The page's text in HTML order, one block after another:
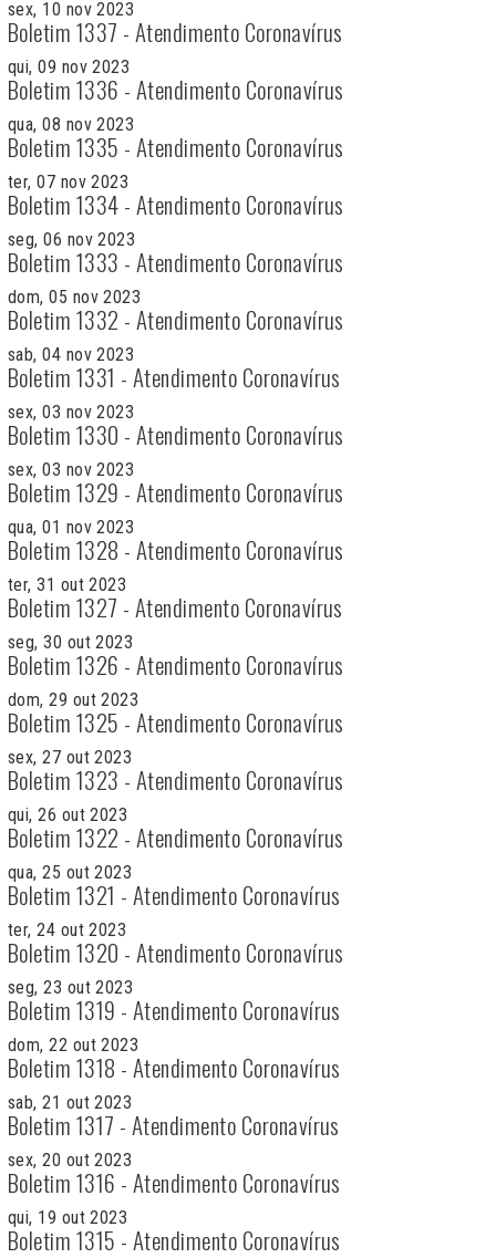
sex, 10 nov 2023
Boletim 1337 - Atendimento Coronavírus
qui, 09 nov 2023
Boletim 1336 - Atendimento Coronavírus
qua, 08 nov 2023
Boletim 1335 - Atendimento Coronavírus
ter, 07 nov 2023
Boletim 1334 - Atendimento Coronavírus
seg, 06 nov 2023
Boletim 1333 - Atendimento Coronavírus
dom, 05 nov 2023
Boletim 1332 - Atendimento Coronavírus
sab, 04 nov 2023
Boletim 1331 - Atendimento Coronavírus
sex, 03 nov 2023
Boletim 1330 - Atendimento Coronavírus
sex, 03 nov 2023
Boletim 1329 - Atendimento Coronavírus
qua, 01 nov 2023
Boletim 1328 - Atendimento Coronavírus
ter, 31 out 2023
Boletim 1327 - Atendimento Coronavírus
seg, 30 out 2023
Boletim 1326 - Atendimento Coronavírus
dom, 29 out 2023
Boletim 1325 - Atendimento Coronavírus
sex, 27 out 2023
Boletim 1323 - Atendimento Coronavírus
qui, 26 out 2023
Boletim 1322 - Atendimento Coronavírus
qua, 25 out 2023
Boletim 1321 - Atendimento Coronavírus
ter, 24 out 2023
Boletim 1320 - Atendimento Coronavírus
seg, 23 out 2023
Boletim 1319 - Atendimento Coronavírus
dom, 22 out 2023
Boletim 1318 - Atendimento Coronavírus
sab, 21 out 2023
Boletim 1317 - Atendimento Coronavírus
sex, 20 out 2023
Boletim 1316 - Atendimento Coronavírus
qui, 19 out 2023
Boletim 1315 - Atendimento Coronavírus